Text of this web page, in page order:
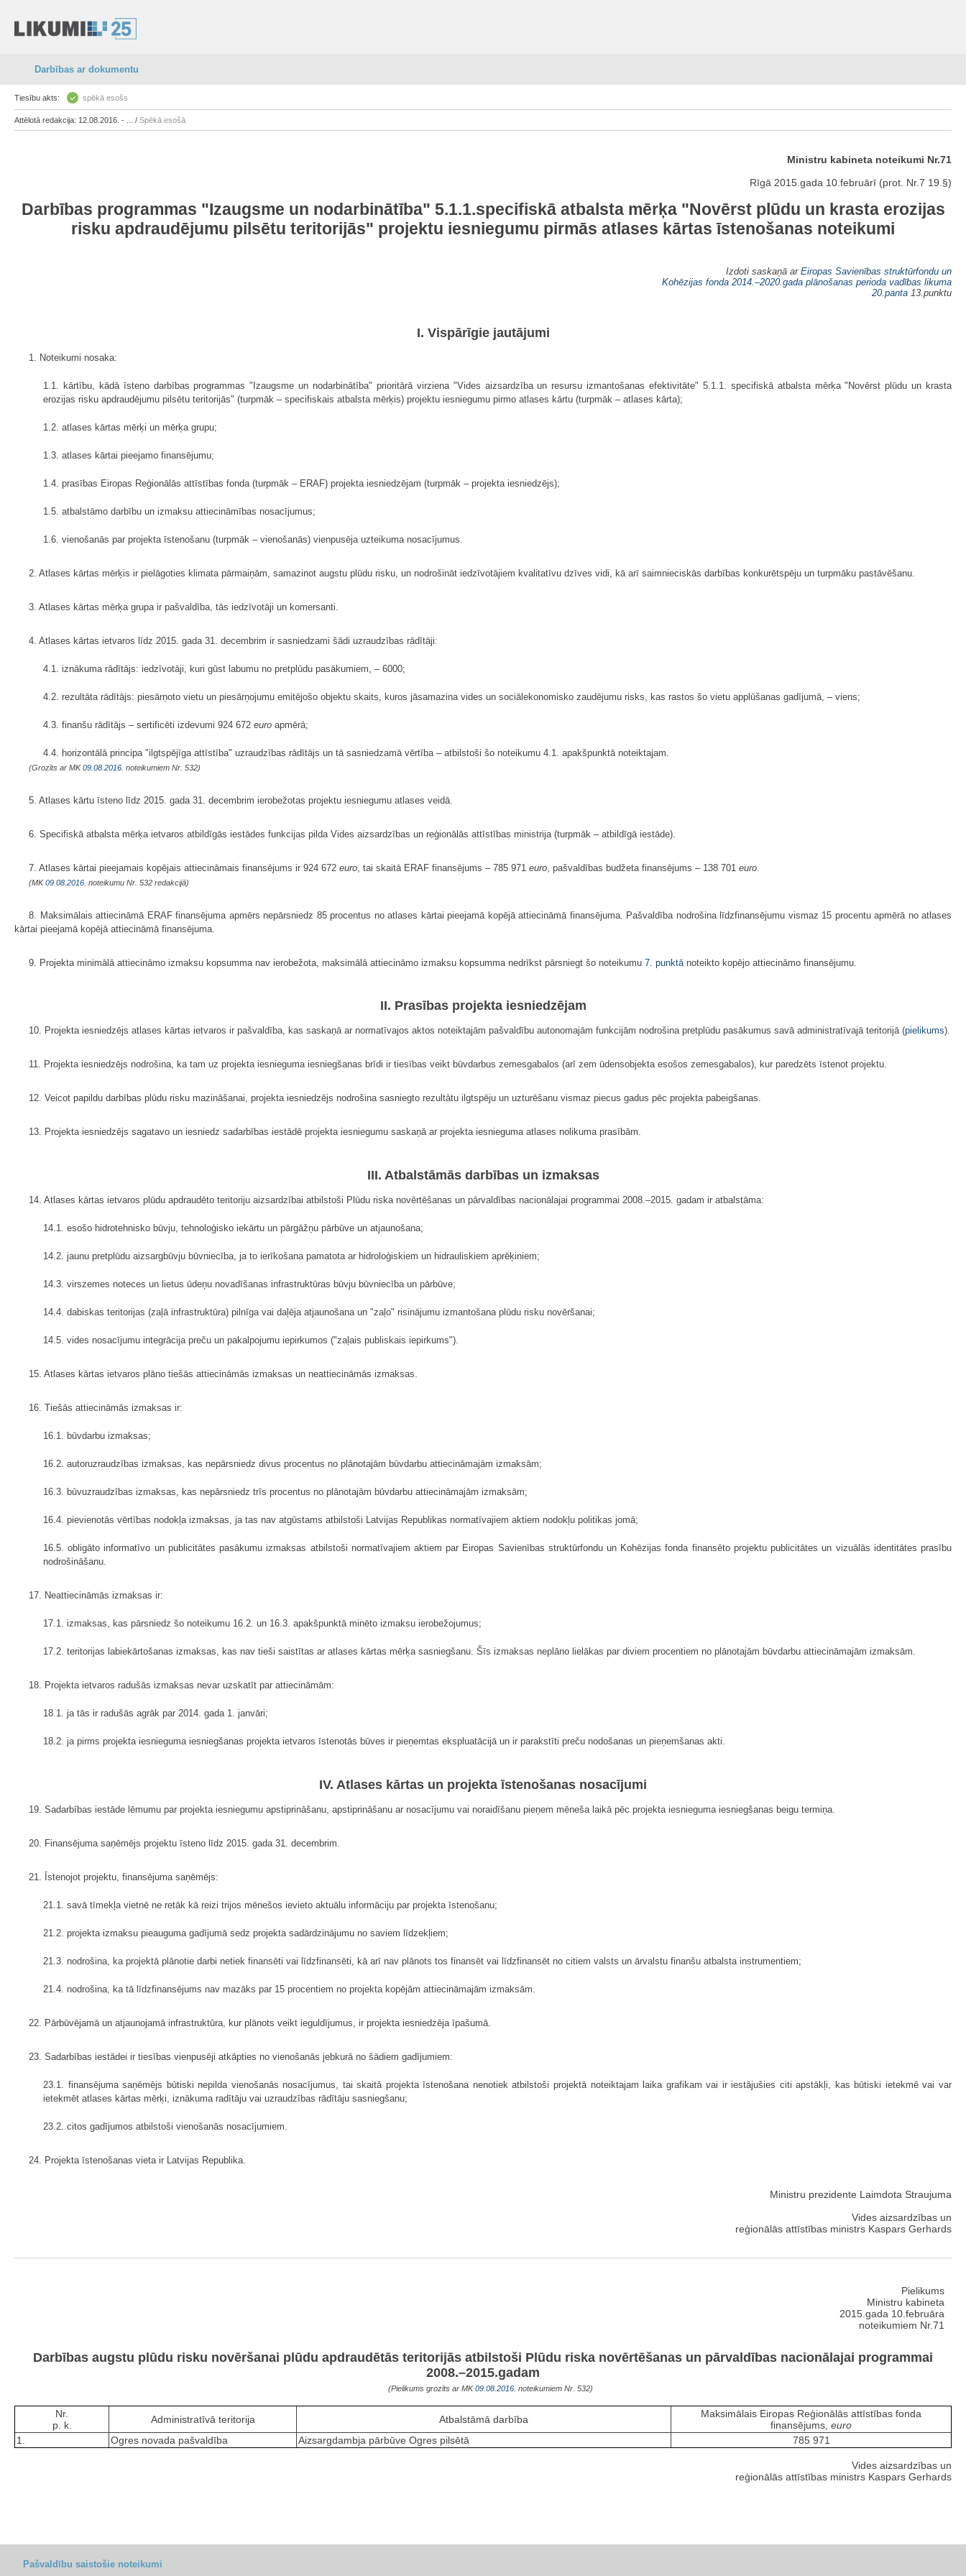
Darbības ar dokumentu
Tiesību akts: spēkā esošs
Attēlotā redakcija: 12.08.2016. - ... / Spēkā esošā
Ministru kabineta noteikumi Nr.71
Rīgā 2015.gada 10.februārī (prot. Nr.7 19.§)
Darbības programmas "Izaugsme un nodarbinātība" 5.1.1.specifiskā atbalsta mērķa "Novērst plūdu un krasta erozijas
risku apdraudējumu pilsētu teritorijās" projektu iesniegumu pirmās atlases kārtas īstenošanas noteikumi
Izdoti saskaņā ar Eiropas Savienības struktūrfondu un
Kohēzijas fonda 2014.–2020.gada plānošanas perioda vadības likuma
20.panta 13.punktu
I. Vispārīgie jautājumi
1. Noteikumi nosaka:
1.1. kārtību, kādā īsteno darbības programmas "Izaugsme un nodarbinātība" prioritārā virziena "Vides aizsardzība un resursu izmantošanas efektivitāte" 5.1.1. specifiskā atbalsta mērķa "Novērst plūdu un krasta
erozijas risku apdraudējumu pilsētu teritorijās" (turpmāk – specifiskais atbalsta mērķis) projektu iesniegumu pirmo atlases kārtu (turpmāk – atlases kārta);
1.2. atlases kārtas mērķi un mērķa grupu;
1.3. atlases kārtai pieejamo finansējumu;
1.4. prasības Eiropas Reģionālās attīstības fonda (turpmāk – ERAF) projekta iesniedzējam (turpmāk – projekta iesniedzējs);
1.5. atbalstāmo darbību un izmaksu attiecināmības nosacījumus;
1.6. vienošanās par projekta īstenošanu (turpmāk – vienošanās) vienpusēja uzteikuma nosacījumus.
2. Atlases kārtas mērķis ir pielāgoties klimata pārmaiņām, samazinot augstu plūdu risku, un nodrošināt iedzīvotājiem kvalitatīvu dzīves vidi, kā arī saimnieciskās darbības konkurētspēju un turpmāku pastāvēšanu.
3. Atlases kārtas mērķa grupa ir pašvaldība, tās iedzīvotāji un komersanti.
4. Atlases kārtas ietvaros līdz 2015. gada 31. decembrim ir sasniedzami šādi uzraudzības rādītāji:
4.1. iznākuma rādītājs: iedzīvotāji, kuri gūst labumu no pretplūdu pasākumiem, – 6000;
4.2. rezultāta rādītājs: piesārņoto vietu un piesārņojumu emitējošo objektu skaits, kuros jāsamazina vides un sociālekonomisko zaudējumu risks, kas rastos šo vietu applūšanas gadījumā, – viens;
4.3. finanšu rādītājs – sertificēti izdevumi 924 672 euro apmērā;
4.4. horizontālā principa "ilgtspējīga attīstība" uzraudzības rādītājs un tā sasniedzamā vērtība – atbilstoši šo noteikumu 4.1. apakšpunktā noteiktajam.
(Grozīts ar MK09.08.2016. noteikumiem Nr. 532)
5. Atlases kārtu īsteno līdz 2015. gada 31. decembrim ierobežotas projektu iesniegumu atlases veidā.
6. Specifiskā atbalsta mērķa ietvaros atbildīgās iestādes funkcijas pilda Vides aizsardzības un reģionālās attīstības ministrija (turpmāk – atbildīgā iestāde).
7. Atlases kārtai pieejamais kopējais attiecināmais finansējums ir 924 672 euro , tai skaitā ERAF finansējums – 785 971 euro , pašvaldības budžeta finansējums – 138 701 euro
(MK09.08.2016. noteikumu Nr. 532 redakcijā)
8. Maksimālais attiecināmā ERAF finansējuma apmērs nepārsniedz 85 procentus no atlases kārtai pieejamā kopējā attiecināmā finansējuma. Pašvaldība nodrošina līdzfinansējumu vismaz 15 procentu apmērā no atlases
kārtai pieejamā kopējā attiecināmā finansējuma.
9. Projekta minimālā attiecināmo izmaksu kopsumma nav ierobežota, maksimālā attiecināmo izmaksu kopsumma nedrīkst pārsniegt šo noteikumu 7. punktā noteikto kopējo attiecināmo finansējumu.
II. Prasības projekta iesniedzējam
10. Projekta iesniedzējs atlases kārtas ietvaros ir pašvaldība, kas saskaņā ar normatīvajos aktos noteiktajām pašvaldību autonomajām funkcijām nodrošina pretplūdu pasākumus savā administratīvajā teritorijā (pielikums).
11. Projekta iesniedzējs nodrošina, ka tam uz projekta iesnieguma iesniegšanas brīdi ir tiesības veikt būvdarbus zemesgabalos (arī zem ūdensobjekta esošos zemesgabalos), kur paredzēts īstenot projektu.
12. Veicot papildu darbības plūdu risku mazināšanai, projekta iesniedzējs nodrošina sasniegto rezultātu ilgtspēju un uzturēšanu vismaz piecus gadus pēc projekta pabeigšanas.
13. Projekta iesniedzējs sagatavo un iesniedz sadarbības iestādē projekta iesniegumu saskaņā ar projekta iesnieguma atlases nolikuma prasībām.
III. Atbalstāmās darbības un izmaksas
14. Atlases kārtas ietvaros plūdu apdraudēto teritoriju aizsardzībai atbilstoši Plūdu riska novērtēšanas un pārvaldības nacionālajai programmai 2008.–2015. gadam ir atbalstāma:
14.1. esošo hidrotehnisko būvju, tehnoloģisko iekārtu un pārgāžņu pārbūve un atjaunošana;
14.2. jaunu pretplūdu aizsargbūvju būvniecība, ja to ierīkošana pamatota ar hidroloģiskiem un hidrauliskiem aprēķiniem;
14.3. virszemes noteces un lietus ūdeņu novadīšanas infrastruktūras būvju būvniecība un pārbūve;
14.4. dabiskas teritorijas (zaļā infrastruktūra) pilnīga vai daļēja atjaunošana un "zaļo" risinājumu izmantošana plūdu risku novēršanai;
14.5. vides nosacījumu integrācija preču un pakalpojumu iepirkumos ("zaļais publiskais iepirkums").
15. Atlases kārtas ietvaros plāno tiešās attiecināmās izmaksas un neattiecināmās izmaksas.
16. Tiešās attiecināmās izmaksas ir:
16.1. būvdarbu izmaksas;
16.2. autoruzraudzības izmaksas, kas nepārsniedz divus procentus no plānotajām būvdarbu attiecināmajām izmaksām;
16.3. būvuzraudzības izmaksas, kas nepārsniedz trīs procentus no plānotajām būvdarbu attiecināmajām izmaksām;
16.4. pievienotās vērtības nodokļa izmaksas, ja tas nav atgūstams atbilstoši Latvijas Republikas normatīvajiem aktiem nodokļu politikas jomā;
16.5. obligāto informatīvo un publicitātes pasākumu izmaksas atbilstoši normatīvajiem aktiem par Eiropas Savienības struktūrfondu un Kohēzijas fonda finansēto projektu publicitātes un vizuālās identitātes prasību
nodrošināšanu.
17. Neattiecināmās izmaksas ir:
17.1. izmaksas, kas pārsniedz šo noteikumu 16.2. un 16.3. apakšpunktā minēto izmaksu ierobežojumus;
17.2. teritorijas labiekārtošanas izmaksas, kas nav tieši saistītas ar atlases kārtas mērķa sasniegšanu. Šīs izmaksas neplāno lielākas par diviem procentiem no plānotajām būvdarbu attiecināmajām izmaksām.
18. Projekta ietvaros radušās izmaksas nevar uzskatīt par attiecināmām:
18.1. ja tās ir radušās agrāk par 2014. gada 1. janvāri;
18.2. ja pirms projekta iesnieguma iesniegšanas projekta ietvaros īstenotās būves ir pieņemtas ekspluatācijā un ir parakstīti preču nodošanas un pieņemšanas akti.
IV. Atlases kārtas un projekta īstenošanas nosacījumi
19. Sadarbības iestāde lēmumu par projekta iesniegumu apstiprināšanu, apstiprināšanu ar nosacījumu vai noraidīšanu pieņem mēneša laikā pēc projekta iesnieguma iesniegšanas beigu termiņa.
20. Finansējuma saņēmējs projektu īsteno līdz 2015. gada 31. decembrim.
21. Īstenojot projektu, finansējuma saņēmējs:
21.1. savā tīmekļa vietnē ne retāk kā reizi trijos mēnešos ievieto aktuālu informāciju par projekta īstenošanu;
21.2. projekta izmaksu pieauguma gadījumā sedz projekta sadārdzinājumu no saviem līdzekļiem;
21.3. nodrošina, ka projektā plānotie darbi netiek finansēti vai līdzfinansēti, kā arī nav plānots tos finansēt vai līdzfinansēt no citiem valsts un ārvalstu finanšu atbalsta instrumentiem;
21.4. nodrošina, ka tā līdzfinansējums nav mazāks par 15 procentiem no projekta kopējām attiecināmajām izmaksām.
22. Pārbūvējamā un atjaunojamā infrastruktūra, kur plānots veikt ieguldījumus, ir projekta iesniedzēja īpašumā.
23. Sadarbības iestādei ir tiesības vienpusēji atkāpties no vienošanās jebkurā no šādiem gadījumiem:
23.1. finansējuma saņēmējs būtiski nepilda vienošanās nosacījumus, tai skaitā projekta īstenošana nenotiek atbilstoši projektā noteiktajam laika grafikam vai ir iestājušies citi apstākļi, kas būtiski ietekmē vai var
ietekmēt atlases kārtas mērķi, iznākuma radītāju vai uzraudzības rādītāju sasniegšanu;
23.2. citos gadījumos atbilstoši vienošanās nosacījumiem.
24. Projekta īstenošanas vieta ir Latvijas Republika.
Ministru prezidente Laimdota Straujuma
Vides aizsardzības un
reģionālās attīstības ministrs Kaspars Gerhards
Pielikums
Ministru kabineta
2015.gada 10.februāra
noteikumiem Nr.71
Darbības augstu plūdu risku novēršanai plūdu apdraudētās teritorijās atbilstoši Plūdu riska novērtēšanas un pārvaldības nacionālajai programmai
2008.–2015.gadam
(Pielikums grozīts ar MK09.08.2016. noteikumiem Nr. 532)
Nr.
p. k.
Administratīvā teritorija Atbalstāmā darbība
Maksimālais Eiropas Reģionālās attīstības fonda
finansējums, euro
1.
Ogres novada pašvaldība Aizsargdambja pārbūve Ogres pilsētā 785 971
Vides aizsardzības un
reģionālās attīstības ministrs Kaspars Gerhards
Pašvaldību saistošie noteikumi